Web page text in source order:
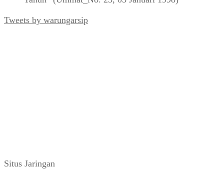
Tweets by warungarsip
Situs Jaringan